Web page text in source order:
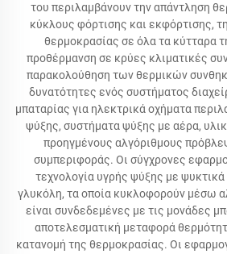
του περιλαμβάνουν την απάντληση
κύκλους φόρτισης και εκφόρτισης,
θερμοκρασίας σε όλα τα κύτταρα
προθέρμανση σε κρύες κλιματικές
παρακολούθηση των θερμικών
δυνατότητες ενός συστήματος
μπαταρίας για ηλεκτρικά οχήματα
ψύξης, συστήματα ψύξης με αέρα,
προηγμένους αλγόριθμους
συμπεριφοράς. Οι σύγχρονες
τεχνολογία υγρής ψύξης με
γλυκόλη, τα οποία κυκλοφορούν μέσω
είναι συνδεδεμένες με τις μονάδες
αποτελεσματική μεταφορά
κατανομή της θερμοκρασίας. Οι